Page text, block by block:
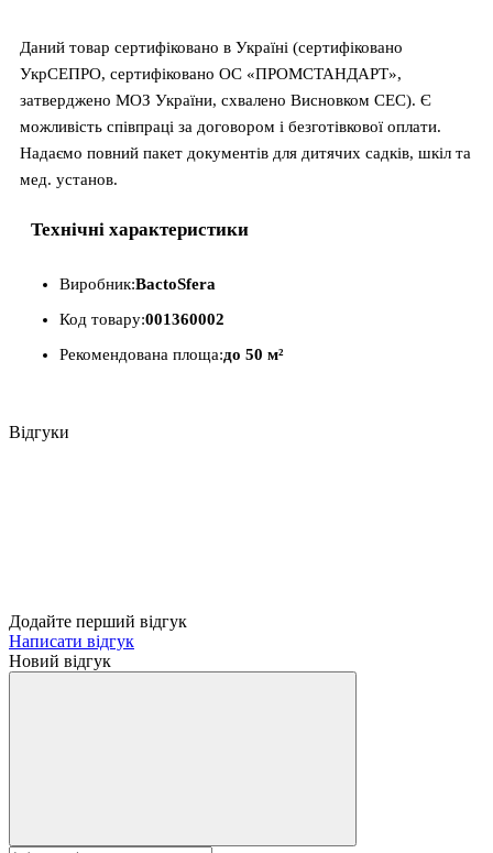
Даний товар сертифіковано в Україні (сертифіковано
УкрСЕПРО, сертифіковано ОС «ПРОМСТАНДАРТ»,
затверджено МОЗ України, схвалено Висновком СЕС). Є
можливість співпраці за договором і безготівкової оплати.
Надаємо повний пакет документів для дитячих садків, шкіл та
мед. установ.
Технічні характеристики
Виробник:BactoSfera
Код товару:001360002
Рекомендована площа:до 50 м²
Відгуки
Додайте перший відгук
Написати відгук
Новий відгук